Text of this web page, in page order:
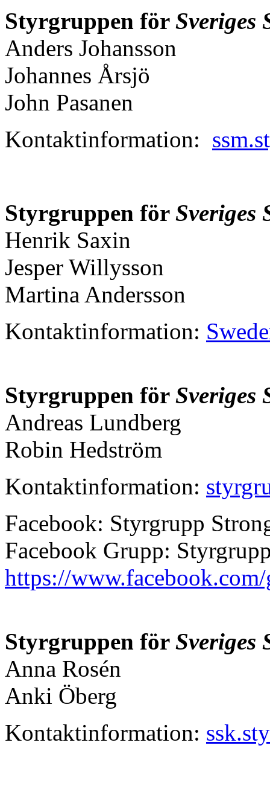
Styrgruppen för Sveriges
Anders Johansson
Johannes Årsjö
John Pasanen
Kontaktinformation:
Styrgruppen för Sveriges
Henrik Saxin
Jesper Willysson
Martina Andersson
Kontaktinformation:
Styrgruppen för Sveriges
Andreas Lundberg
Robin Hedström
Kontaktinformation:
Facebook: Styrgrupp
Facebook Grupp:
https://
Styrgruppen för Sveriges
Anna Rosén
Anki Öberg
Kontaktinformation: